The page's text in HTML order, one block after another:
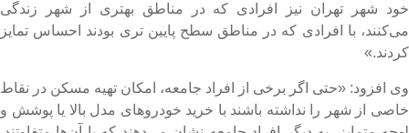
شهر تهران نیز افرادی که در مناطق بهتری از شهر زندگی
با افرادی که در مناطق سطح پایین تری بودند احساس تمایز
افزود: «حتی اگر برخی از افراد جامعه، امکان تهیه مسکن در نقاط
از شهر را نداشته باشند با خرید خودرو‌های مدل بالا یا پوشش و